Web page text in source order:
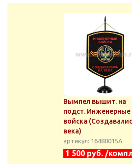
Вымпел вышит. на
подст. Инженерные
войска
века)
артикул: 16480015А
1 500 руб. /